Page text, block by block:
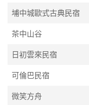
埔中城歐式古典民宿
茶中山谷
日初雲來民宿
可倫巴民宿
微笑方舟